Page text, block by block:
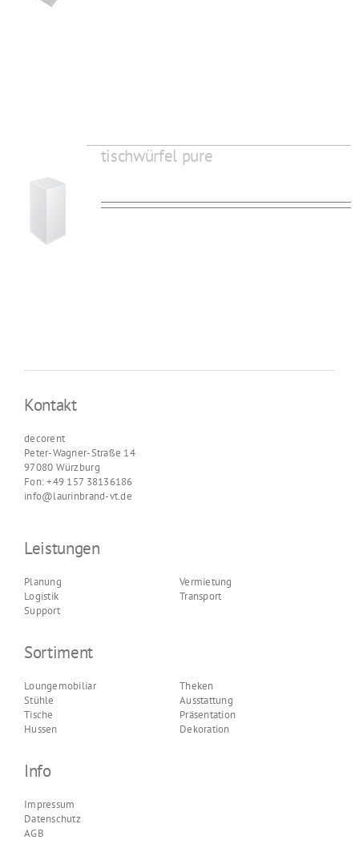
tischwürfel pure
Kontakt
decorent
Peter-Wagner-Straße 14
97080 Würzburg
Fon: +49 157 38136186
info@laurinbrand-vt.de
Leistungen
Planung
Logistik
Support
Vermietung
Transport
Sortiment
Loungemobiliar
Stühle
Tische
Hussen
Theken
Ausstattung
Präsentation
Dekoration
Info
Impressum
Datenschutz
AGB